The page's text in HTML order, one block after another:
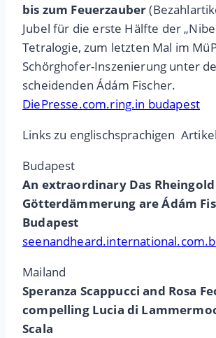
bis zum Feuerzauber
Jubel für die erste Hälfte der
Tetralogie, zum letzten Mal im
Schörghofer-Inszenierung unter
scheidenden Ádám Fischer.
DiePresse.com.ring.in budapest
Links zu englischsprachigen
Budapest
An extraordinary Das
Götterdämmerung are Ádám
Budapest
Mailand
Speranza Scappucci and Rosa
compelling Lucia di
Scala